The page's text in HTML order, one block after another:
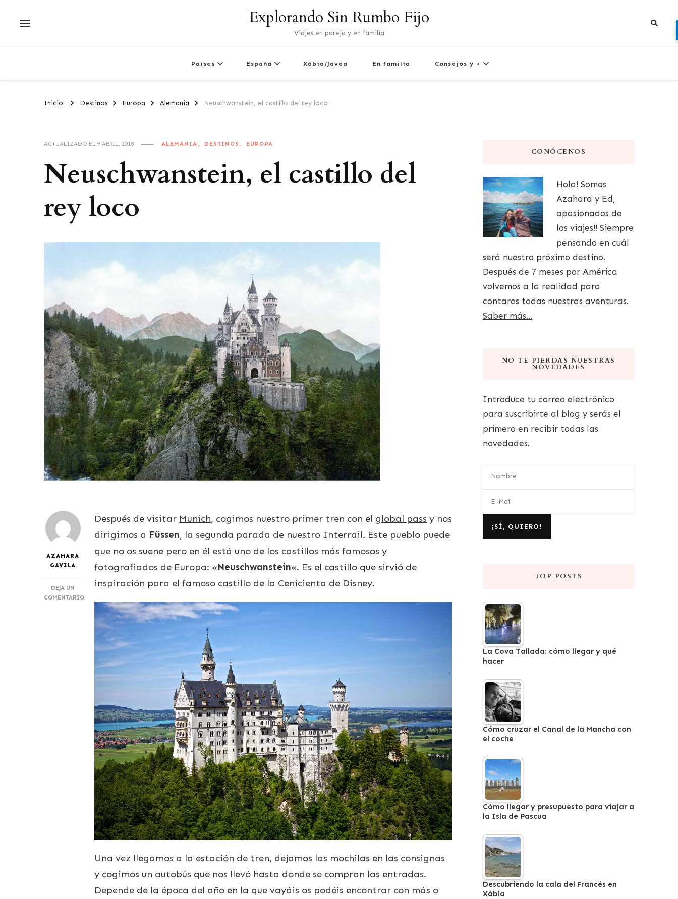
Explorando Sin Rumbo Fijo
Viajes en pareja y en familia
Países España Xàbia/Jávea En familia Consejos y +
Inicio Destinos Europa Alemania Neuschwanstein, el castillo del rey loco
ACTUALIZADO EL 9 ABRIL, 2018 ALEMANIA DESTINOS EUROPA
Neuschwanstein, el castillo del
rey loco
AZAHARA
GAVILA
DEJA UN
COMENTARIO
NEUSCHWANSTEIN,
Después de visitar Munich, cogimos nuestro primer tren con el global pass y nos
dirigimos a Füssen, la segunda parada de nuestro Interrail. Este pueblo puede
que no os suene pero en él está uno de los castillos más famosos y
fotografiados de Europa: «Neuschwanstein«. Es el castillo que sirvió de
inspiración para el famoso castillo de la Cenicienta de Disney.
Una vez llegamos a la estación de tren, dejamos las mochilas en las consignas
y cogimos un autobús que nos llevó hasta donde se compran las entradas.
Depende de la época del año en la que vayáis os podéis encontrar con más o
CONÓCENOS
Hola! Somos
Azahara y Ed,
apasionados de
los viajes!! Siempre
pensando en cuál
será nuestro próximo destino.
Después de 7 meses por América
volvemos a la realidad para
contaros todas nuestras aventuras.
Saber más...
NO TE PIERDAS NUESTRAS
NOVEDADES
Introduce tu correo electrónico
para suscribirte al blog y serás el
primero en recibir todas las
novedades.
TOP POSTS
La Cova Tallada: cómo llegar y qué
hacer
Cómo cruzar el Canal de la Mancha con
el coche
Cómo llegar y presupuesto para viajar a
la Isla de Pascua
Descubriendo la cala del Francés en
Xàbia